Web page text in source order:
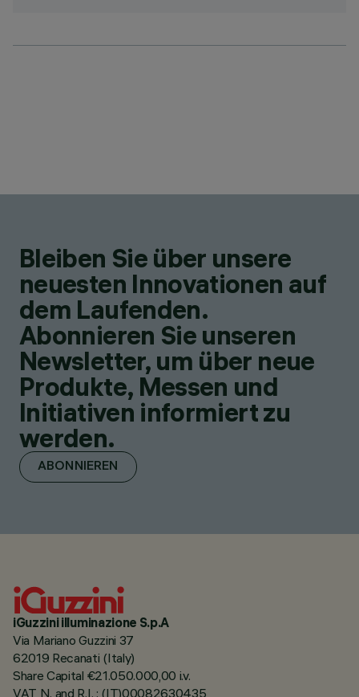
Bleiben Sie über unsere
neuesten Innovationen auf
dem Laufenden.
Abonnieren Sie unseren
Newsletter, um über neue
Produkte, Messen und
Initiativen informiert zu
werden.
ABONNIEREN
iGuzzini illuminazione S.p.A
Via Mariano Guzzini 37
62019 Recanati (Italy)
Share Capital €21.050.000,00 i.v.
VAT N. and R.I. : (IT)00082630435